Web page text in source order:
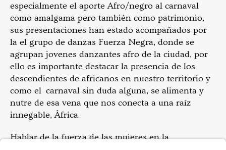
especialmente el aporte Afro/negro al carnaval
como amalgama pero también como patrimonio,
sus presentaciones han estado acompañados por
la el grupo de danzas Fuerza Negra, donde se
agrupan jovenes danzantes afro de la ciudad, por
ello es importante destacar la presencia de los
descendientes de africanos en nuestro territorio y
como el carnaval sin duda alguna, se alimenta y
nutre de esa vena que nos conecta a una raíz
innegable, África.
Hablar de la fuerza de las mujeres en la